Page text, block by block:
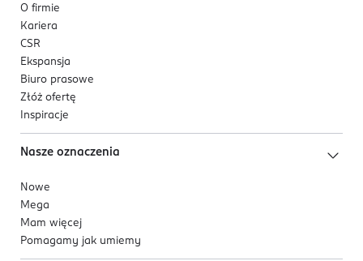
O firmie
Kariera
CSR
Ekspansja
Biuro prasowe
Złóż ofertę
Inspiracje
Nasze oznaczenia
Nowe
Mega
Mam więcej
Pomagamy jak umiemy